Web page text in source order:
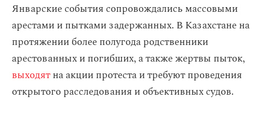
Январские события сопровождались массовыми
арестами и пытками задержанных. В Казахстане на
протяжении более полугода родственники
арестованных и погибших, а также жертвы пыток,
выходятна акции протеста и требуют проведения
открытого расследования и объективных судов.